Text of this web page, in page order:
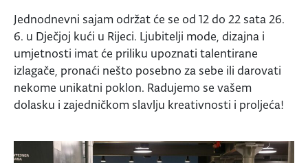
Jednodnevni sajam održat će se od 12 do 22 sata 26.
6. u Dječjoj kući u Rijeci. Ljubitelji mode, dizajna i
umjetnosti imat će priliku upoznati talentirane
izlagače, pronaći nešto posebno za sebe ili darovati
nekome unikatni poklon. Radujemo se vašem
dolasku i zajedničkom slavlju kreativnosti i proljeća!